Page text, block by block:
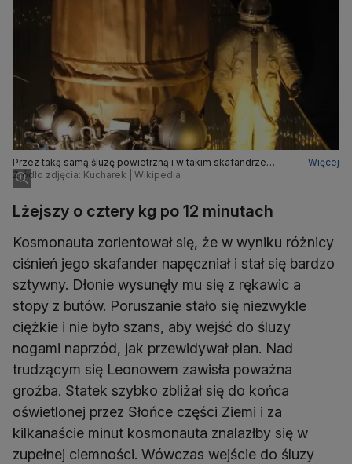
Przez taką samą śluzę powietrzną i w takim skafandrze
wychodził w kosmos Leonow
Więcej
Źródło zdjęcia: Kucharek | Wikipedia
Lżejszy o cztery kg po 12 minutach
Kosmonauta zorientował się, że w wyniku różnicy
ciśnień jego skafander napęczniał i stał się bardzo
sztywny. Dłonie wysunęły mu się z rękawic a
stopy z butów. Poruszanie stało się niezwykle
ciężkie i nie było szans, aby wejść do śluzy
nogami naprzód, jak przewidywał plan. Nad
trudzącym się Leonowem zawisła poważna
groźba. Statek szybko zbliżał się do końca
oświetlonej przez Słońce części Ziemi i za
kilkanaście minut kosmonauta znalazłby się w
zupełnej ciemności. Wówczas wejście do śluzy